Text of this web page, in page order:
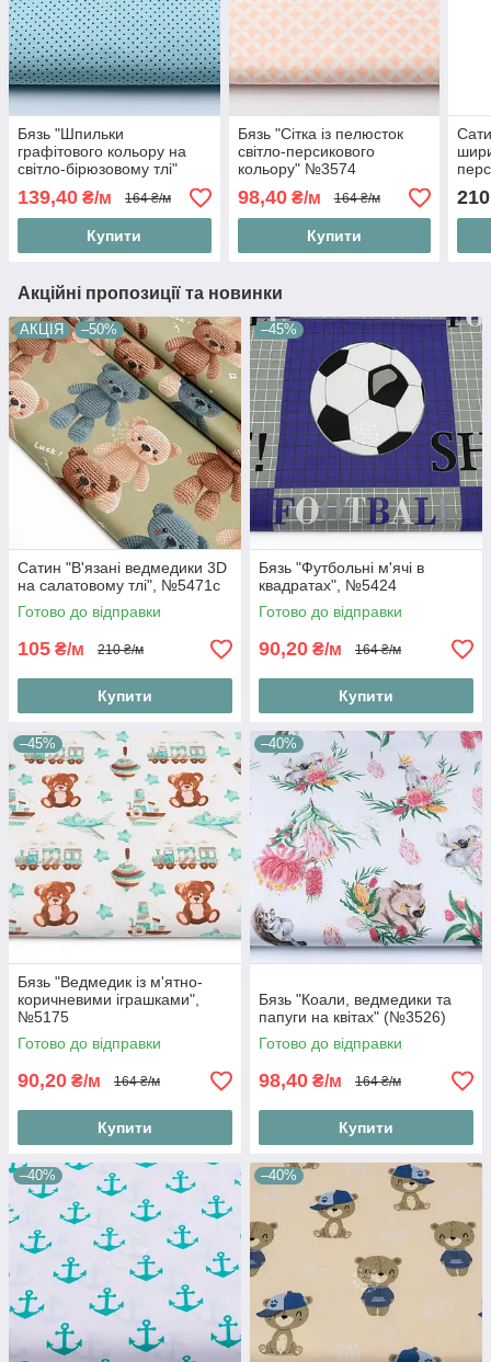
Бязь "Шпильки
графітового кольору на
світло-бірюзовому тлі"
№247
139,40 ₴/м 164 ₴/м
Купити
Бязь "Сітка із пелюсток
світло-персикового
кольору" №3574
98,40₴/м 164 ₴/м
Купити
210
Акційні пропозиції та новинки
АКЦІЯ –50%
Сатин "В'язані ведмедики 3D
на салатовому тлі", №5471с
Готово до відправки
105 ₴/м 210 ₴/м
Купити
–45%
Бязь "Футбольні м'ячі в
квадратах", №5424
Готово до відправки
90,20 ₴/м 164 ₴/м
Купити
–45%
Бязь "Ведмедик із м'ятно-
коричневими іграшками",
№5175
Готово до відправки
90,20 ₴/м 164 ₴/м
Купити
–40%
Бязь "Коали, ведмедики та
папуги на квітах" (№3526)
Готово до відправки
98,40 ₴/м 164 ₴/м
Купити
–40% –40%